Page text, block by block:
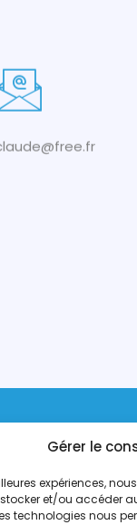
Gérer le
expériences,
et/ou accéder
technologies nous